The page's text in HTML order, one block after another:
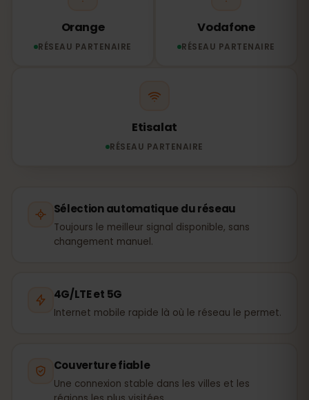
Orange
RÉSEAU PARTENAIRE
Vodafone
RÉSEAU PARTENAIRE
Etisalat
RÉSEAU PARTENAIRE
Sélection automatique du réseau
Toujours le meilleur signal disponible, sans
changement manuel.
4G/LTE et 5G
Internet mobile rapide là où le réseau le permet.
Couverture fiable
Une connexion stable dans les villes et les